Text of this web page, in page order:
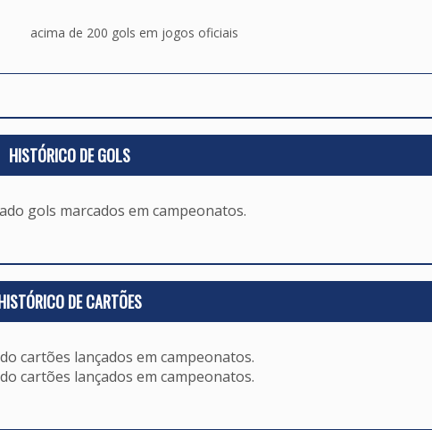
acima de 200 gols em jogos oficiais
HISTÓRICO DE GOLS
gols marcados em campeonatos.
DE CARTÕES
cartões lançados em campeonatos.
cartões lançados em campeonatos.